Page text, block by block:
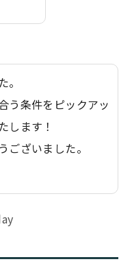
う条件をピックアッ
します！
ございました。